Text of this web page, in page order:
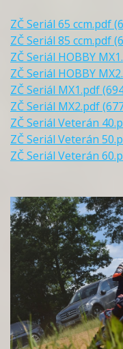
ZČ Seriál 65 ccm.pdf
ZČ Seriál 85 ccm.pdf
ZČ Seriál HOBBY
ZČ Seriál HOBBY
ZČ Seriál MX1.pdf
ZČ Seriál MX2.pdf
ZČ Seriál Veterán
ZČ Seriál Veterán
ZČ Seriál Veterán